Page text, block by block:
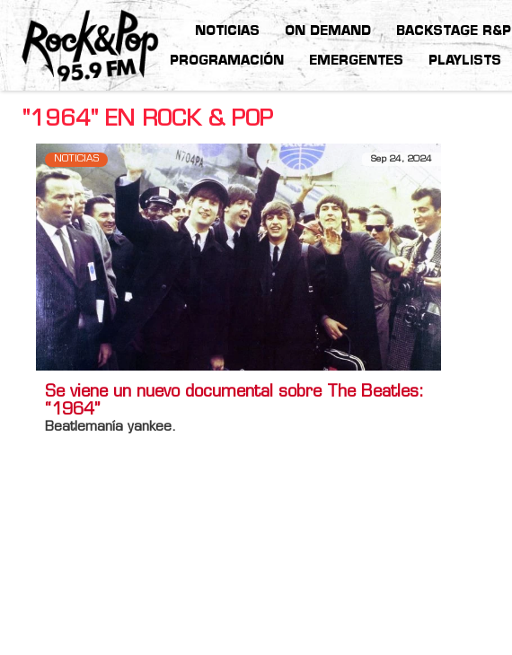
NOTICIAS ON DEMAND BACKSTAGE R&P
PROGRAMACIÓN EMERGENTES PLAYLISTS
"1964" EN ROCK & POP
NOTICIAS Sep 24, 2024
Se viene un nuevo documental sobre The Beatles:
“1964”
Beatlemanía yankee.